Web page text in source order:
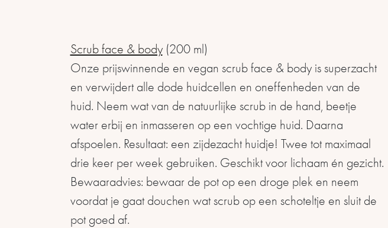
Scrub face & body(200 ml)
Onze prijswinnende en vegan scrub face & body is superzacht
en verwijdert alle dode huidcellen en oneffenheden van de
huid. Neem wat van de natuurlijke scrub in de hand, beetje
water erbij en inmasseren op een vochtige huid. Daarna
afspoelen. Resultaat: een zijdezacht huidje! Twee tot maximaal
drie keer per week gebruiken. Geschikt voor lichaam én gezicht.
Bewaaradvies: bewaar de pot op een droge plek en neem
voordat je gaat douchen wat scrub op een schoteltje en sluit de
pot goed af.